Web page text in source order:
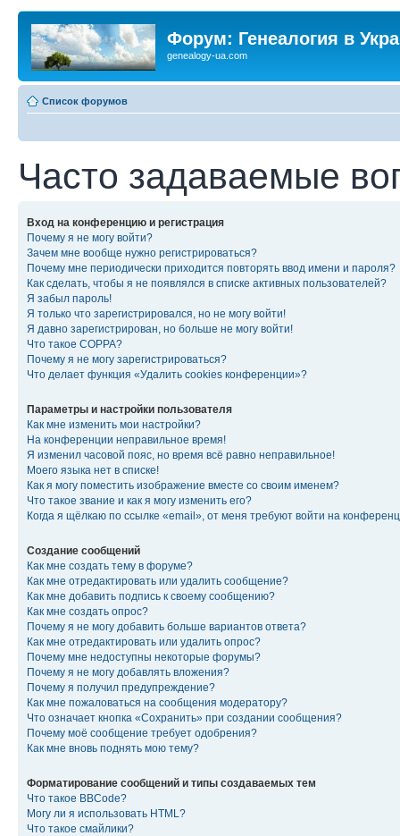
Форум: Генеалогия в
genealogy-ua.com
Список форумов
Часто задаваемые
Вход на конференцию и регистрация
Почему я не могу войти?
Зачем мне вообще нужно регистрироваться?
Почему мне периодически приходится повторять ввод имени и пароля?
Как сделать, чтобы я не появлялся в списке активных пользователей?
Я забыл пароль!
Я только что зарегистрировался, но не могу войти!
Я давно зарегистрирован, но больше не могу войти!
Что такое COPPA?
Почему я не могу зарегистрироваться?
Что делает функция «Удалить cookies конференции»?
Параметры и настройки пользователя
Как мне изменить мои настройки?
На конференции неправильное время!
Я изменил часовой пояс, но время всё равно неправильное!
Моего языка нет в списке!
Как я могу поместить изображение вместе со своим именем?
Что такое звание и как я могу изменить его?
Когда я щёлкаю по ссылке «email», от меня требуют войти на
Создание сообщений
Как мне создать тему в форуме?
Как мне отредактировать или удалить сообщение?
Как мне добавить подпись к своему сообщению?
Как мне создать опрос?
Почему я не могу добавить больше вариантов ответа?
Как мне отредактировать или удалить опрос?
Почему мне недоступны некоторые форумы?
Почему я не могу добавлять вложения?
Почему я получил предупреждение?
Как мне пожаловаться на сообщения модератору?
Что означает кнопка «Сохранить» при создании сообщения?
Почему моё сообщение требует одобрения?
Как мне вновь поднять мою тему?
Форматирование сообщений и типы создаваемых тем
Что такое BBCode?
Могу ли я использовать HTML?
Что такое смайлики?